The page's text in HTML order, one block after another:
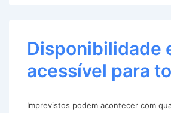
Disponibilidade
acessível para
Imprevistos podem acontecer com